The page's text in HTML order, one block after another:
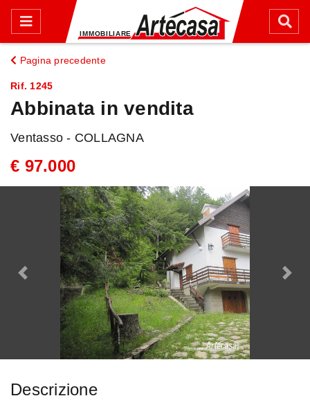
Rif. 1245
Abbinata in vendita
Pagina precedente
Ventasso - COLLAGNA
€ 97.000
Descrizione